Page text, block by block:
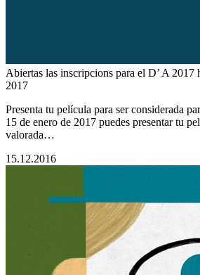
Abiertas las inscripcions para el D’ A 2017
2017
Presenta tu película para ser considerada
15 de enero de 2017 puedes presentar tu
valorada…
15.12.2016